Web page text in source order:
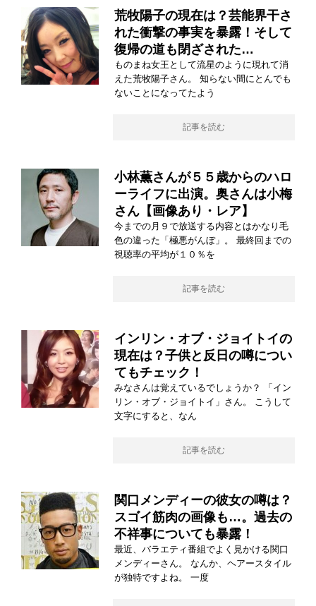
荒牧陽子の現在は？芸能界干さ
れた衝撃の事実を暴露！そして
復帰の道も閉ざされた…
ものまね女王として流星のように現れて消
えた荒牧陽子さん。 知らない間にとんでも
ないことになってたよう
記事を読む
小林薫さんが５５歳からのハロ
ーライフに出演。奥さんは小梅
さん【画像あり・レア】
今までの月９で放送する内容とはかなり毛
色の違った「極悪がんぼ」。 最終回までの
視聴率の平均が１０％を
記事を読む
インリン・オブ・ジョイトイの
現在は？子供と反日の噂につい
てもチェック！
みなさんは覚えているでしょうか？ 「イン
リン・オブ・ジョイトイ」さん。 こうして
文字にすると、なん
記事を読む
関口メンディーの彼女の噂は？
スゴイ筋肉の画像も…。過去の
不祥事についても暴露！
最近、バラエティ番組でよく見かける関口
メンディーさん。 なんか、ヘアースタイル
が独特ですよね。 一度